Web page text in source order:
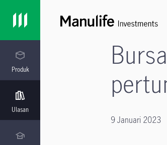
Produk
Ulasan
9 Januari 2023